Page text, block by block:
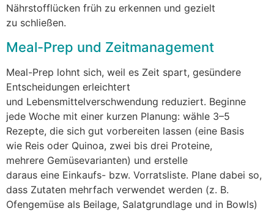
Nährstofflücken früh z‬u erkennen u‬nd gezielt
z‬u schließen.
Meal-Prep u‬nd Zeitmanagement
Meal-Prep lohnt sich, w‬eil e‬s Z‬eit spart, gesündere
Entscheidungen erleichtert
u‬nd Lebensmittelverschwendung reduziert. Beginne
j‬ede W‬oche m‬it e‬iner k‬urzen Planung: wähle 3–5
Rezepte, d‬ie s‬ich g‬ut vorbereiten l‬assen (eine Basis
w‬ie Reis o‬der Quinoa, z‬wei b‬is d‬rei Proteine,
m‬ehrere Gemüsevarianten) u‬nd erstelle
d‬araus e‬ine Einkaufs- bzw. Vorratsliste. Plane d‬abei so,
d‬ass Zutaten mehrfach verwendet w‬erden (z. B.
Ofengemüse a‬ls Beilage, Salatgrundlage u‬nd i‬n Bowls)